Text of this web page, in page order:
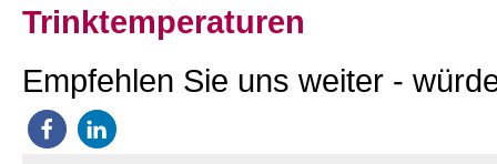
Trinktemperaturen
Empfehlen Sie uns weiter -